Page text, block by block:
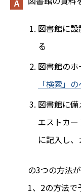
図書館に
る
図書館の
「検索」
図書館に
エストカー
に記入し
の3つの方法が
1、2の方法で